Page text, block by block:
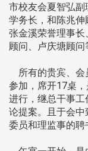
市校友会夏智弘
学务长，和陈兆伸
张金溪荣誉理事
顾问、卢庆塘顾问
所有的贵宾、会
参加，席开17桌
进行，继总干事
论提案。且于会
委员和理监事的聘